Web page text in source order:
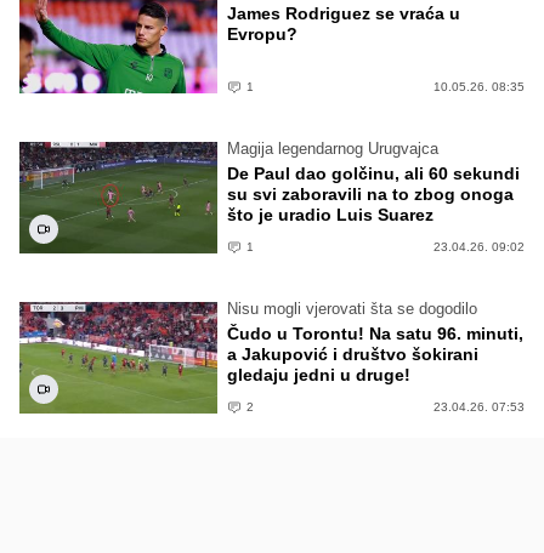
James Rodriguez se vraća u
Evropu?
1 10.05.26. 08:35
Magija legendarnog Urugvajca
De Paul dao golčinu, ali 60 sekundi
su svi zaboravili na to zbog onoga
što je uradio Luis Suarez
1 23.04.26. 09:02
Nisu mogli vjerovati šta se dogodilo
Čudo u Torontu! Na satu 96. minuti,
a Jakupović i društvo šokirani
gledaju jedni u druge!
2 23.04.26. 07:53